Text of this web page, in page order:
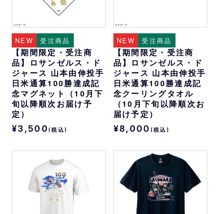
NEW 受注商品
【期間限定・受注商
品】ロサンゼルス・ド
ジャース 山本由伸投手
日米通算100勝達成記
念マグネット（10月下
旬以降順次お届け予
定）
¥3,500 (税込)
NEW 受注商品
【期間限定・受注商
品】ロサンゼルス・ド
ジャース 山本由伸投手
日米通算100勝達成記
念クーリングタオル
（10月下旬以降順次お
届け予定）
¥8,000 (税込)